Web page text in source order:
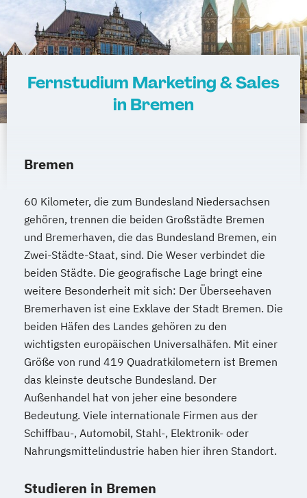
Fernstudium Marketing & Sales
in Bremen
Bremen
60 Kilometer, die zum Bundesland Niedersachsen
gehören, trennen die beiden Großstädte Bremen
und Bremerhaven, die das Bundesland Bremen, ein
Zwei-Städte-Staat, sind. Die Weser verbindet die
beiden Städte. Die geografische Lage bringt eine
weitere Besonderheit mit sich: Der Überseehaven
Bremerhaven ist eine Exklave der Stadt Bremen. Die
beiden Häfen des Landes gehören zu den
wichtigsten europäischen Universalhäfen. Mit einer
Größe von rund 419 Quadratkilometern ist Bremen
das kleinste deutsche Bundesland. Der
Außenhandel hat von jeher eine besondere
Bedeutung. Viele internationale Firmen aus der
Schiffbau-, Automobil, Stahl-, Elektronik- oder
Nahrungsmittelindustrie haben hier ihren Standort.
Studieren in Bremen